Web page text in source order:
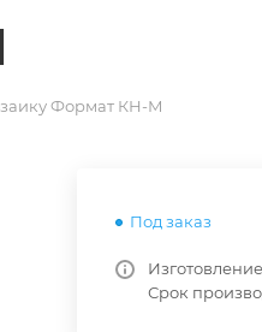
Формат КН-М
Под заказ
Срок